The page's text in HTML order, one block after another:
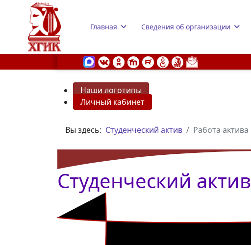
Главная Сведения об организации
Наши логотипы
Личный кабинет
Вы здесь: Студенческий актив Работа актива
Студенческий актив